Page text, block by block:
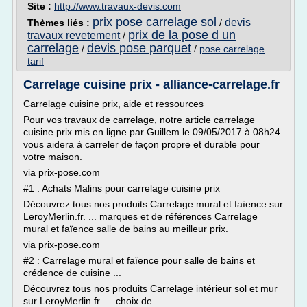
Site : http://www.travaux-devis.com
Thèmes liés : prix pose carrelage sol / devis
travaux revetement/ prix de la pose d un
carrelage / devis pose parquet / pose carrelage
tarif
Carrelage cuisine prix - alliance-carrelage.fr
Carrelage cuisine prix, aide et ressources
Pour vos travaux de carrelage, notre article carrelage
cuisine prix mis en ligne par Guillem le 09/05/2017 à 08h24
vous aidera à carreler de façon propre et durable pour
votre maison.
via prix-pose.com
#1 : Achats Malins pour carrelage cuisine prix
Découvrez tous nos produits Carrelage mural et faïence sur
LeroyMerlin.fr. ... marques et de références Carrelage
mural et faïence salle de bains au meilleur prix.
via prix-pose.com
#2 : Carrelage mural et faïence pour salle de bains et
crédence de cuisine ...
Découvrez tous nos produits Carrelage intérieur sol et mur
sur LeroyMerlin.fr. ... choix de...